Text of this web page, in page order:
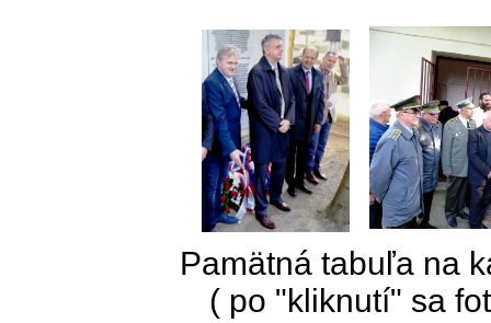
Pamätná tabuľa na
( po "kliknutí" sa